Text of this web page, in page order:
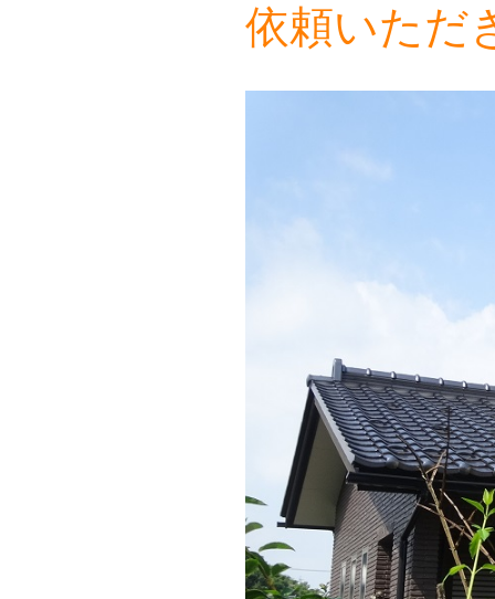
依頼いただ